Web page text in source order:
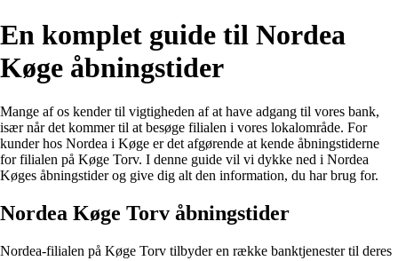
En komplet guide til Nordea
Køge åbningstider
Mange af os kender til vigtigheden af at have adgang til vores bank,
især når det kommer til at besøge filialen i vores lokalområde. For
kunder hos Nordea i Køge er det afgørende at kende åbningstiderne
for filialen på Køge Torv. I denne guide vil vi dykke ned i Nordea
Køges åbningstider og give dig alt den information, du har brug for.
Nordea Køge Torv åbningstider
Nordea-filialen på Køge Torv tilbyder en række banktjenester til deres